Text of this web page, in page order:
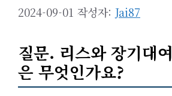
2024-09-01 작성자: Jai87
질문. 리스와장기대여
은 무엇인가요?